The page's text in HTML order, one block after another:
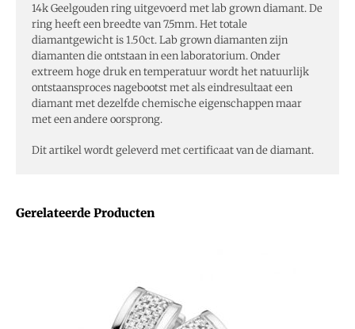
Gerelateerde Producten
14k Geelgouden ring uitgevoerd met lab grown diamant. De
ring heeft een breedte van 7.5mm. Het totale
diamantgewicht is 1.50ct. Lab grown diamanten zijn
diamanten die ontstaan in een laboratorium. Onder
extreem hoge druk en temperatuur wordt het natuurlijk
ontstaansproces nagebootst met als eindresultaat een
diamant met dezelfde chemische eigenschappen maar
met een andere oorsprong.
Dit artikel wordt geleverd met certificaat van de diamant.